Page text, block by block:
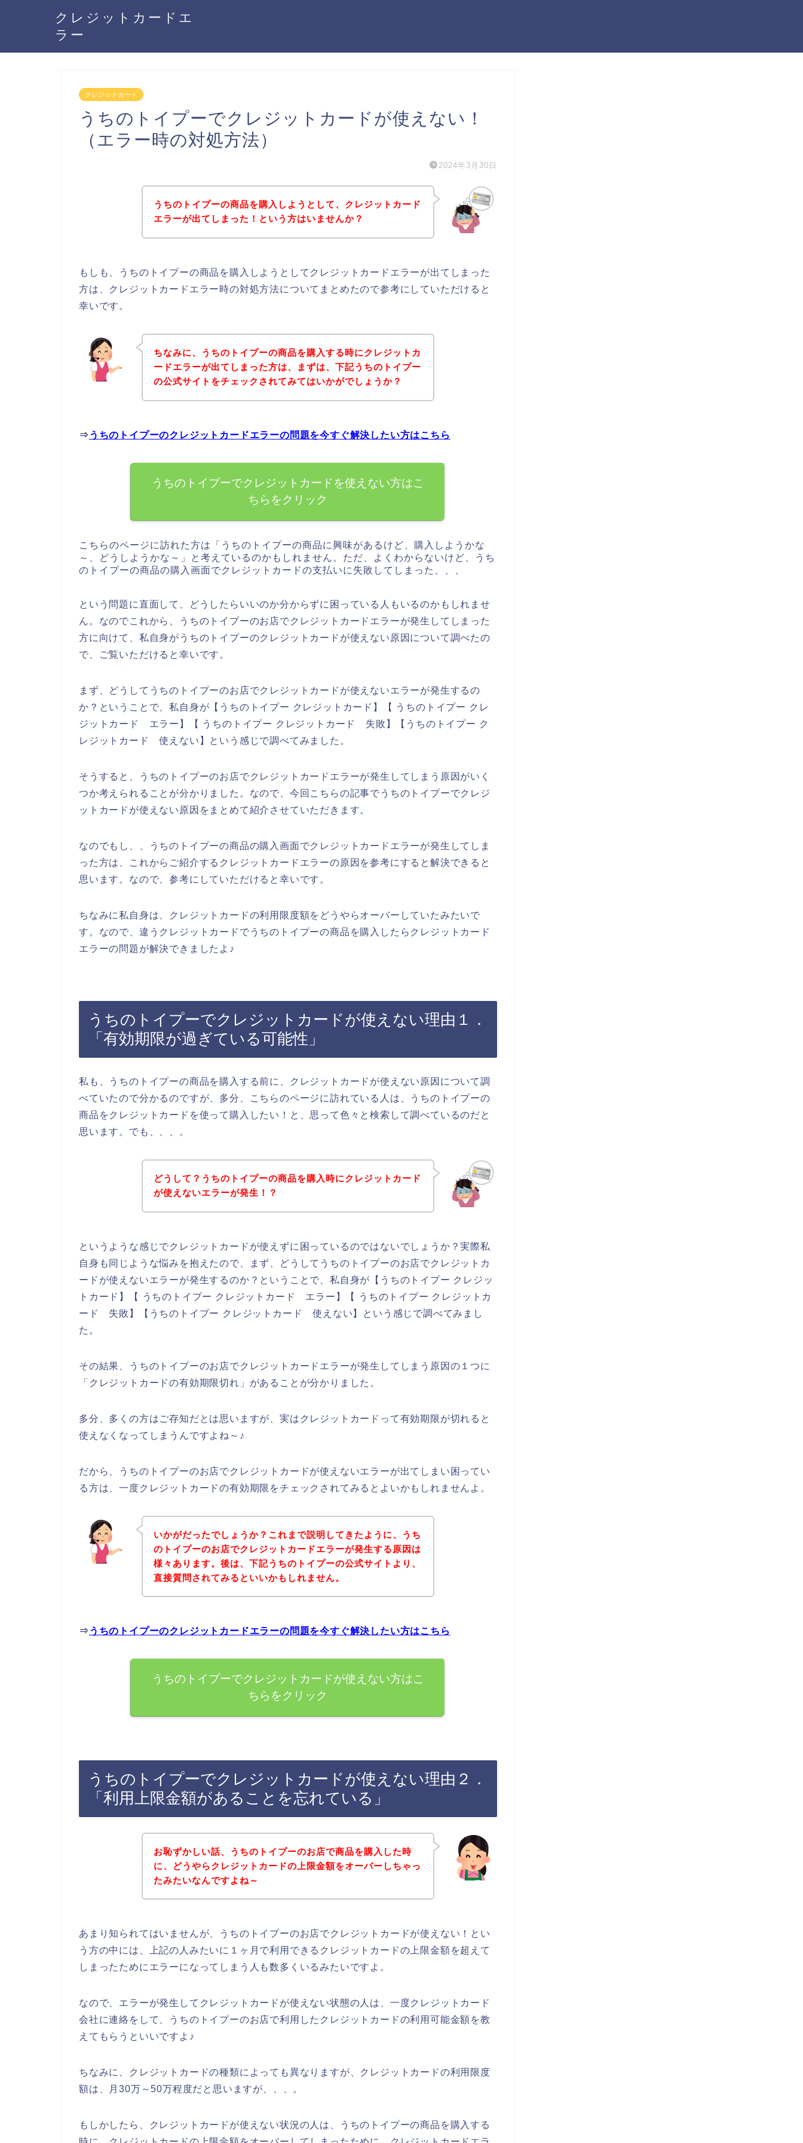
クレジットカードエ
ラー
クレジットカード
うちのトイプーでクレジットカードが使えない！
（エラー時の対処方法）
2024年3月30日
うちのトイプーの商品を購入しようとして、クレジットカード
エラーが出てしまった！という方はいませんか？
もしも、うちのトイプーの商品を購入しようとしてクレジットカードエラーが出てしまった
方は、クレジットカードエラー時の対処方法についてまとめたので参考にしていただけると
幸いです。
ちなみに、うちのトイプーの商品を購入する時にクレジットカ
ードエラーが出てしまった方は、まずは、下記うちのトイプー
の公式サイトをチェックされてみてはいかがでしょうか？
⇒ うちのトイプーのクレジットカードエラーの問題を今すぐ解決したい方はこちら
うちのトイプーでクレジットカードを使えない方はこ
ちらをクリック
こちらのページに訪れた方は「うちのトイプーの商品に興味があるけど、購入しようかな
～、どうしようかな～」と考えているのかもしれません。ただ、よくわからないけど、うち
のトイプーの商品の購入画面でクレジットカードの支払いに失敗してしまった、、、
という問題に直面して、どうしたらいいのか分からずに困っている人もいるのかもしれませ
ん。なのでこれから、うちのトイプーのお店でクレジットカードエラーが発生してしまった
方に向けて、私自身がうちのトイプーのクレジットカードが使えない原因について調べたの
で、ご覧いただけると幸いです。
まず、どうしてうちのトイプーのお店でクレジットカードが使えないエラーが発生するの
か？ということで、私自身が【うちのトイプー クレジットカード】【 うちのトイプー クレ
ジットカード エラー】【 うちのトイプー クレジットカード 失敗】【うちのトイプー ク
レジットカード 使えない】という感じで調べてみました。
そうすると、うちのトイプーのお店でクレジットカードエラーが発生してしまう原因がいく
つか考えられることが分かりました。なので、今回こちらの記事でうちのトイプーでクレジ
ットカードが使えない原因をまとめて紹介させていただきます。
なのでもし、、うちのトイプーの商品の購入画面でクレジットカードエラーが発生してしま
った方は、これからご紹介するクレジットカードエラーの原因を参考にすると解決できると
思います。なので、参考にしていただけると幸いです。
ちなみに私自身は、クレジットカードの利用限度額をどうやらオーバーしていたみたいで
す。なので、違うクレジットカードでうちのトイプーの商品を購入したらクレジットカード
エラーの問題が解決できましたよ♪
うちのトイプーでクレジットカードが使えない理由１．
「有効期限が過ぎている可能性」
私も、うちのトイプーの商品を購入する前に、クレジットカードが使えない原因について調
べていたので分かるのですが、多分、こちらのページに訪れている人は、うちのトイプーの
商品をクレジットカードを使って購入したい！と、思って色々と検索して調べているのだと
思います。でも、、、。
どうして？うちのトイプーの商品を購入時にクレジットカード
が使えないエラーが発生！？
というような感じでクレジットカードが使えずに困っているのではないでしょうか？実際私
自身も同じような悩みを抱えたので、まず、どうしてうちのトイプーのお店でクレジットカ
ードが使えないエラーが発生するのか？ということで、私自身が【うちのトイプー クレジッ
トカード】【 うちのトイプー クレジットカード エラー】【 うちのトイプー クレジットカ
ード 失敗】【うちのトイプー クレジットカード 使えない】という感じで調べてみまし
た。
その結果、うちのトイプーのお店でクレジットカードエラーが発生してしまう原因の１つに
「クレジットカードの有効期限切れ」があることが分かりました。
多分、多くの方はご存知だとは思いますが、実はクレジットカードって有効期限が切れると
使えなくなってしまうんですよね～♪
だから、うちのトイプーのお店でクレジットカードが使えないエラーが出てしまい困ってい
る方は、一度クレジットカードの有効期限をチェックされてみるとよいかもしれませんよ。
いかがだったでしょうか？これまで説明してきたように、うち
のトイプーのお店でクレジットカードエラーが発生する原因は
様々あります。後は、下記うちのトイプーの公式サイトより、
直接質問されてみるといいかもしれません。
⇒ うちのトイプーのクレジットカードエラーの問題を今すぐ解決したい方はこちら
うちのトイプーでクレジットカードが使えない方はこ
ちらをクリック
うちのトイプーでクレジットカードが使えない理由２．
「利用上限金額があることを忘れている」
お恥ずかしい話、うちのトイプーのお店で商品を購入した時
に、どうやらクレジットカードの上限金額をオーバーしちゃっ
たみたいなんですよね～
あまり知られてはいませんが、うちのトイプーのお店でクレジットカードが使えない！とい
う方の中には、上記の人みたいに１ヶ月で利用できるクレジットカードの上限金額を超えて
しまったためにエラーになってしまう人も数多くいるみたいですよ。
なので、エラーが発生してクレジットカードが使えない状態の人は、一度クレジットカード
会社に連絡をして、うちのトイプーのお店で利用したクレジットカードの利用可能金額を教
えてもらうといいですよ♪
ちなみに、クレジットカードの種類によっても異なりますが、クレジットカードの利用限度
額は、月30万～50万程度だと思いますが、、、。
もしかしたら、クレジットカードが使えない状況の人は、うちのトイプーの商品を購入する